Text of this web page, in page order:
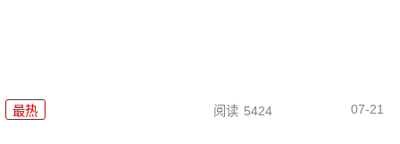
最热 阅读 5424 07-21